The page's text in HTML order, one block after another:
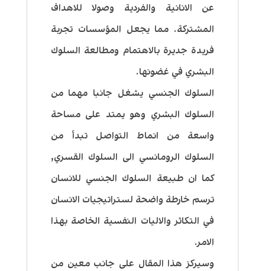
عن الانانية والفردية وصولا للاهداف
المشتركة. مما يجعل المؤسسات تجربة
فريدة جديرة بالاهتمام ومطالعة السلوك
البشري في غضونها.
السلوك الجنسي يشغل جانبا مهما من
السلوك البشري وهو يمتد على مساحة
واسعة من انماط التواصل تبدأ من
السلوك الرومانسي الى السلوك القسري,
كما ان طبيعة السلوك الجنسي للانسان
ترسم خارطة واضحة لستراتيجيات الانسان
في التكاثر والاليات النفسية الخاصة بهذا
الامر.
وسيركز هذا المقال على جانب معين من